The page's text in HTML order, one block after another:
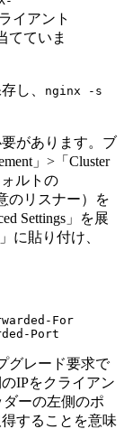
イアント
てていま
し、
nginx -s
があります。ブ
」>「Cluster
ルトの
のリスナー）を
Settings」を展
に貼り付け、
For
グレード要求で
IPをクライアン
ダーの左側のポ
することを意味